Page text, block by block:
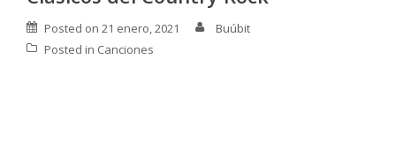
Posted on 21 enero, 2021
Buúbit
Posted in Canciones